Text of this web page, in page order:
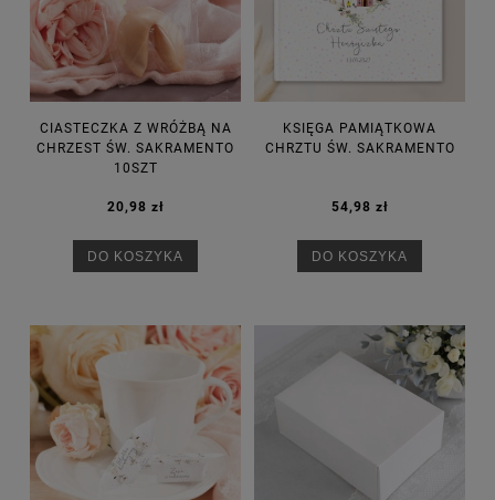
CIASTECZKA Z WRÓŻBĄ NA
CHRZEST ŚW. SAKRAMENTO
10SZT
20,98 zł
DO KOSZYKA
KSIĘGA PAMIĄTKOWA
CHRZTU ŚW. SAKRAMENTO
54,98 zł
DO KOSZYKA